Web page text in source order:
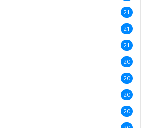
21
21
21
20
20
20
20